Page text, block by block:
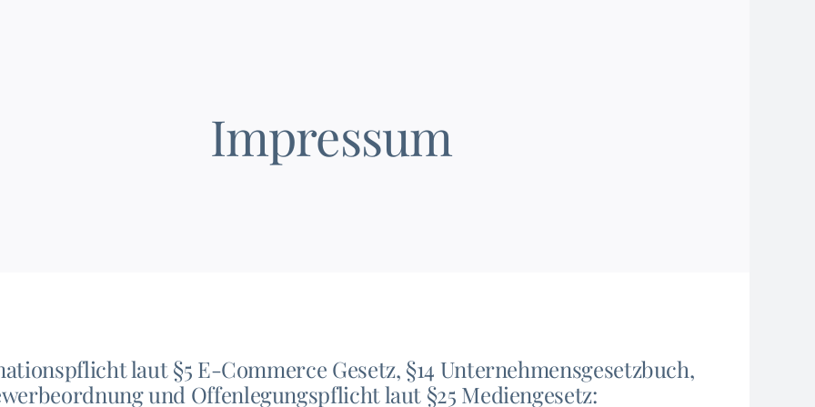
Impressum
laut §5 E-Commerce Gesetz, §14 Unternehmensgesetzbuch,
und Offenlegungspflicht laut §25 Mediengesetz: